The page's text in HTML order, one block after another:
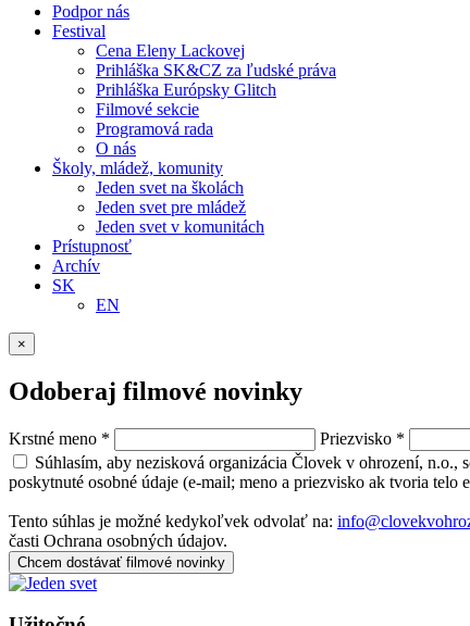
Podpor nás
Festival
Cena Eleny Lackovej
Prihláška SK&CZ za ľudské práva
Prihláška Európsky Glitch
Filmové sekcie
Programová rada
O nás
Školy, mládež, komunity
Jeden svet na školách
Jeden svet pre mládež
Jeden svet v komunitách
Prístupnosť
Archív
SK
EN
×
Odoberaj filmové novinky
Krstné meno * Priezvisko *
Súhlasím, aby nezisková organizácia Človek v ohrození,
poskytnuté osobné údaje (e-mail; meno a priezvisko ak tvoria
Tento súhlas je možné kedykoľvek odvolať na:
časti Ochrana osobných údajov.
Chcem dostávať filmové novinky